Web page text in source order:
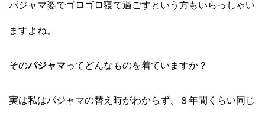
パジャマ姿でゴロゴロ寝て過ごすという方もいらっしゃい
ますよね。
そのパジャマってどんなものを着ていますか？
実は私はパジャマの替え時がわからず、８年間くらい同じ